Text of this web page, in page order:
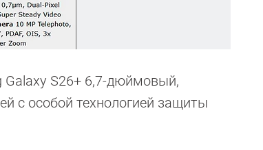
Galaxy S26+ 6,7-дюймовый,
с особой технологией защиты